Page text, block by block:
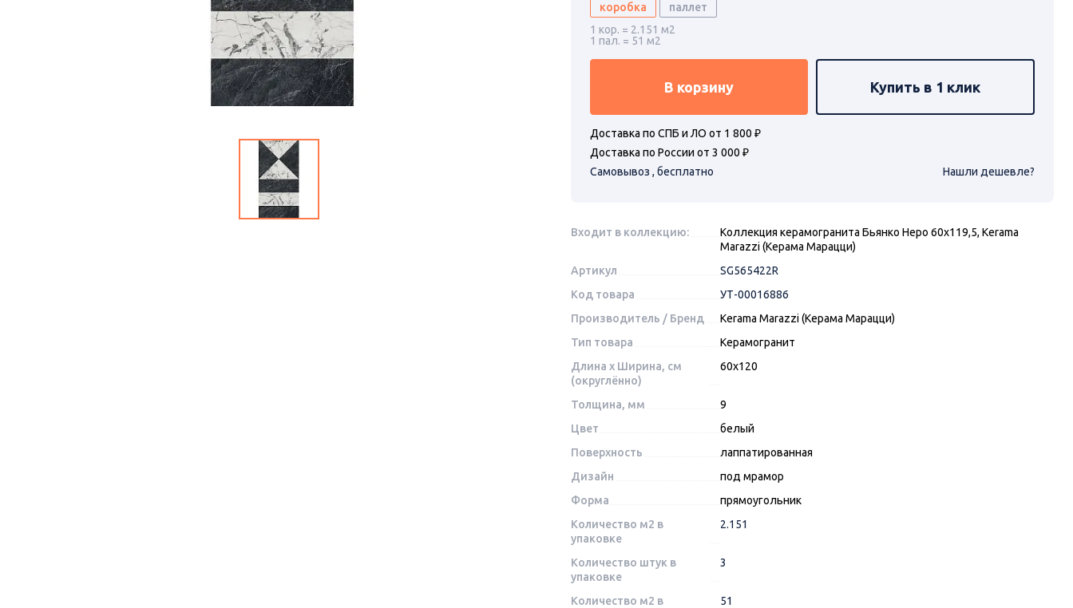
коробка
паллет
1 кор. = 2.151 м2
1 пал. = 51 м2
В корзину Купить в 1 клик
Доставка по СПБ и ЛО от 1 800 ₽
Доставка по России от 3 000 ₽
Самовывоз , бесплатно
Нашли дешевле?
Входит в коллекцию:
Коллекция керамогранита Бьянко Неро 60х119,5, Kerama
Marazzi (Керама Марацци)
Артикул
SG565422R
Код товара
УТ-00016886
Производитель / Бренд
Kerama Marazzi (Керама Марацци)
Тип товара
Керамогранит
Длина x Ширина, см
(округлённо)
60x120
Толщина, мм
9
Цвет
белый
Поверхность
лаппатированная
Дизайн
под мрамор
Форма
прямоугольник
Количество м2 в
упаковке
2.151
Количество штук в
упаковке
3
Количество м2 в
51